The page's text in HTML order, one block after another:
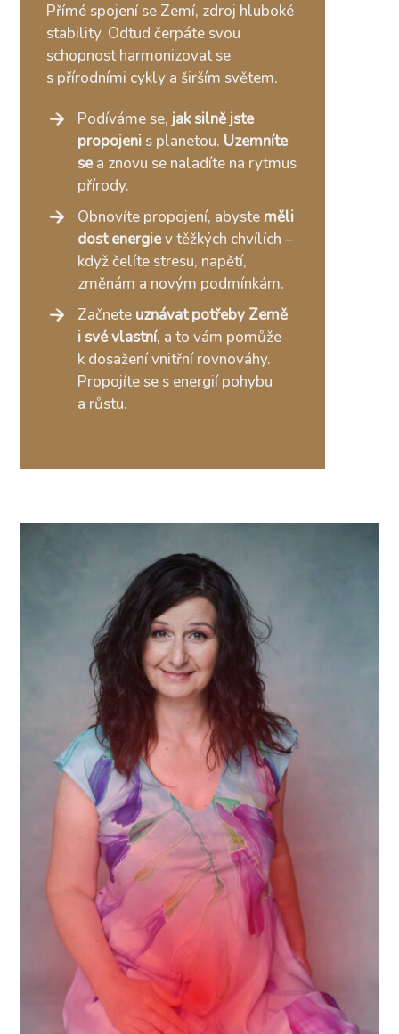
Přímé spojení se Zemí, zdroj hluboké
stability. Odtud čerpáte svou
schopnost harmonizovat se
s přírodními cykly a širším světem.
Podíváme se,jak silně jste
propojenis planetou. Uzemníte
sea znovu se naladíte na rytmus
přírody.
Obnovíte propojení, abyste měli
dost energiev těžkých chvílích –
když čelíte stresu, napětí,
změnám a novým podmínkám.
Začnete uznávat potřeby Země
i své vlastní, a to vám pomůže
k dosažení vnitřní rovnováhy.
Propojíte se s energií pohybu
a růstu.